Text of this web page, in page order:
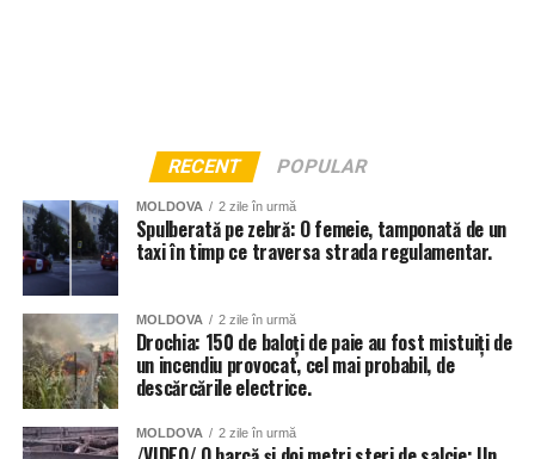
RECENT POPULAR
MOLDOVA 2 zile în urmă
Spulberată pe zebră: O femeie, tamponată de un
taxi în timp ce traversa strada regulamentar.
MOLDOVA 2 zile în urmă
Drochia: 150 de baloți de paie au fost mistuiți de
un incendiu provocat, cel mai probabil, de
descărcările electrice.
MOLDOVA 2 zile în urmă